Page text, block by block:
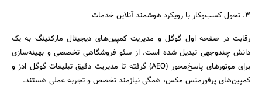
۳. تحول کسب‌وکار با رویکرد هوشمند آنلاین خدمات
رقابت در صفحه اول گوگل و مدیریت کمپین‌های دیجیتال مارکتینگ به یک
دانش چندوجهی تبدیل شده است. از سئو فروشگاهی تخصصی و بهینه‌سازی
برای موتورهای پاسخ‌محور (AEO) گرفته تا مدیریت دقیق تبلیغات گوگل ادز و
کمپین‌های پرفورمنس مکس، همگی نیازمند تخصص و تجربه عملی هستند.